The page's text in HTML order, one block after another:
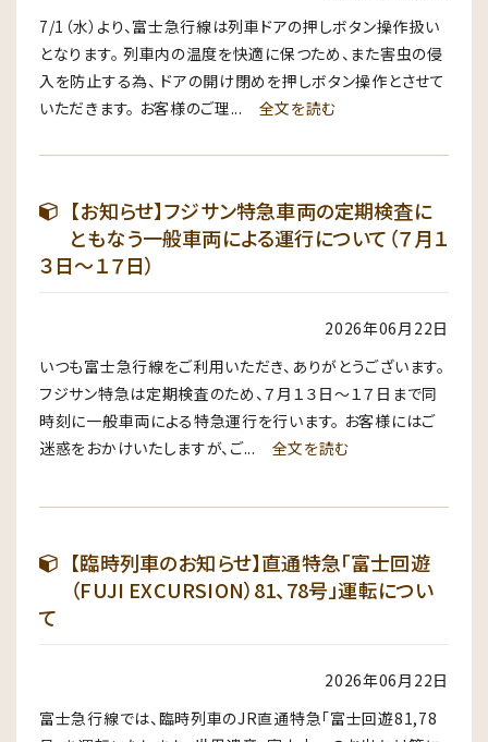
7/1（水）より、富士急行線は列車ドアの押しボタン操作扱い
となります。 列車内の温度を快適に保つため、また害虫の侵
入を防止する為、 ドアの開け閉めを押しボタン操作とさせて
いただきます。 お客様のご理... 全文を読む
【お知らせ】フジサン特急車両の定期検査に
ともなう一般車両による運行について（７月１
３日～１７日）
2026年06月22日
いつも富士急行線をご利用いただき、ありがとうございます。
フジサン特急は定期検査のため、７月１３日〜１７日まで同
時刻に一般車両による特急運行を行います。 お客様にはご
迷惑をおかけいたしますが、ご... 全文を読む
【臨時列車のお知らせ】直通特急「富士回遊
（FUJI EXCURSION）81、78号」運転につい
て
2026年06月22日
富士急行線では、臨時列車のJR直通特急「富士回遊81,78